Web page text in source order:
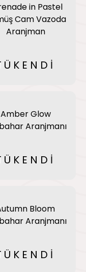
in Pastel
Cam Vazoda
Aranjman
Amber Glow
Aranjmanı
Bloom
Aranjmanı